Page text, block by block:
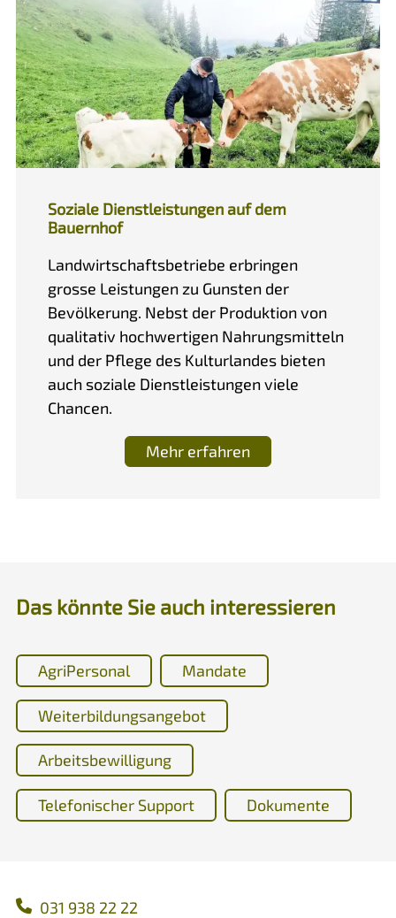
Soziale Dienstleistungen auf dem
Bauernhof
Landwirtschaftsbetriebe erbringen
grosse Leistungen zu Gunsten der
Bevölkerung. Nebst der Produktion von
qualitativ hochwertigen Nahrungsmitteln
und der Pflege des Kulturlandes bieten
auch soziale Dienstleistungen viele
Chancen.
Mehr erfahren
Das könnte Sie auch interessieren
AgriPersonal Mandate
Weiterbildungsangebot
Arbeitsbewilligung
Telefonischer Support Dokumente
031 938 22 22